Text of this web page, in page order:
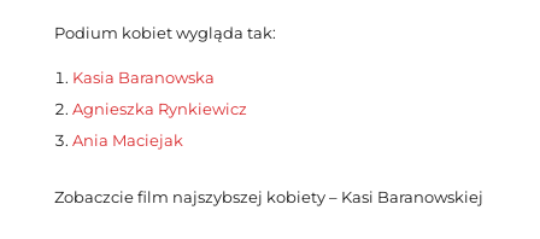
Podium kobiet wygląda tak:
Kasia Baranowska
Agnieszka Rynkiewicz
Ania Maciejak
Zobaczcie film najszybszej kobiety – Kasi Baranowskiej